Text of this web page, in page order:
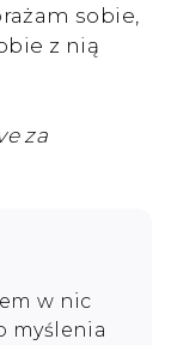
sobie,
z nią
za
w nic
myślenia